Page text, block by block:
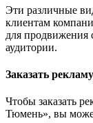
Эти различные
клиентам
для продвижения
аудитории.
Заказать
Чтобы заказать
Тюмень», вы